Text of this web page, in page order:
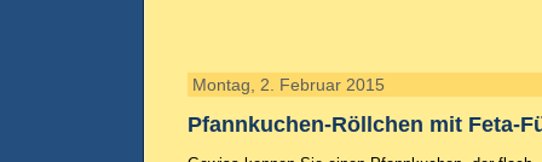
Montag, 2. Februar 2015
Pfannkuchen-Röllchen mit Feta-